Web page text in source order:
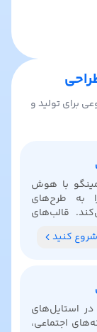
برای تولید و
با هوش
به طرح‌های
قالب‌های
شروع کنید
در استایل‌های
اجتماعی،